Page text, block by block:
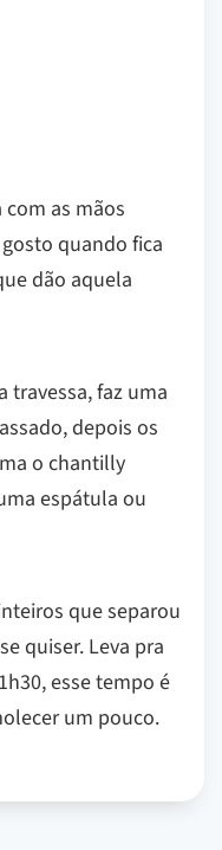
com as mãos
quando fica
dão aquela
travessa, faz uma
depois os
o chantilly
espátula ou
que separou
quiser. Leva pra
esse tempo é
um pouco.